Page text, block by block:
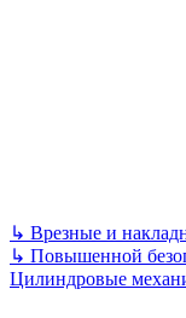
↳ Врезные и
↳ Повышенной
Цилиндровые